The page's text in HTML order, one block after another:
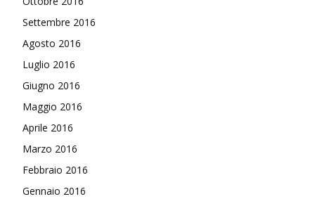
Settembre 2016
Agosto 2016
Luglio 2016
Giugno 2016
Maggio 2016
Aprile 2016
Marzo 2016
Febbraio 2016
Gennaio 2016